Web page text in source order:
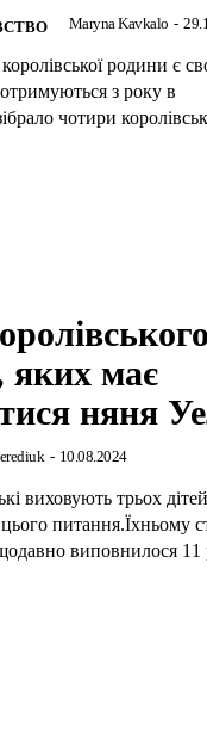
Maryna Kavkalo -
родини є
з року в
чотири
яких має
няня
- 10.08.2024
виховують трьох
питання.Їхньому
виповнилося 11